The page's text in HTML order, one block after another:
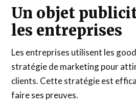
Un objet
les entreprises
Les entreprises utilisent les
stratégie de marketing pour
clients. Cette stratégie est
faire ses preuves.